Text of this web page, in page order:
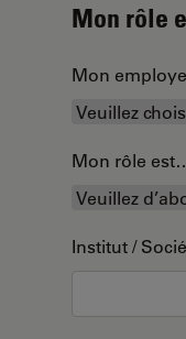
Mon rôle
Mon
Mon rôle
Institut /